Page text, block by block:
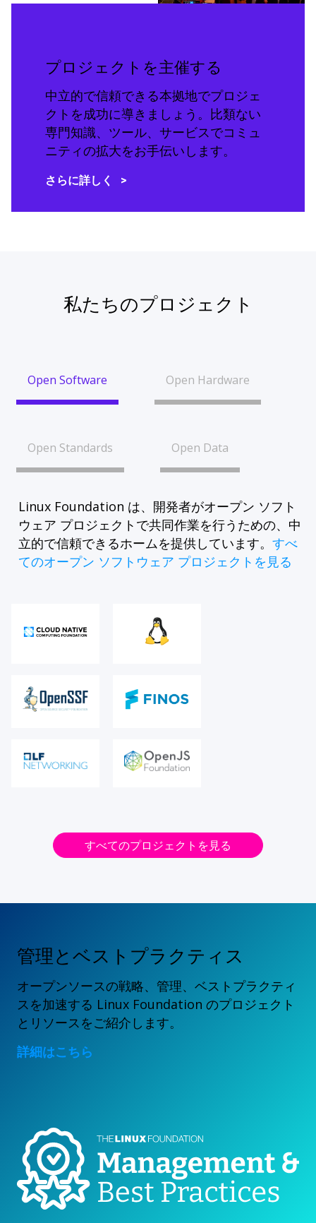
プロジェクトを主催する
中立的で信頼できる本拠地でプロジェ
クトを成功に導きましょう。比類ない
専門知識、ツール、サービスでコミュ
ニティの拡大をお手伝いします。
さらに詳しく
私たちのプロジェクト
Open Software Open Hardware
Open Standards Open Data
Linux Foundation は、開発者がオープン ソフト
ウェア プロジェクトで共同作業を行うための、中
立的で信頼できるホームを提供しています。 すべ
てのオープン ソフトウェア プロジェクトを見る
すべてのプロジェクトを見る
管理とベストプラクティス
オープンソースの戦略、管理、ベストプラクティ
スを加速する Linux Foundation のプロジェクト
とリソースをご紹介します。
詳細はこちら